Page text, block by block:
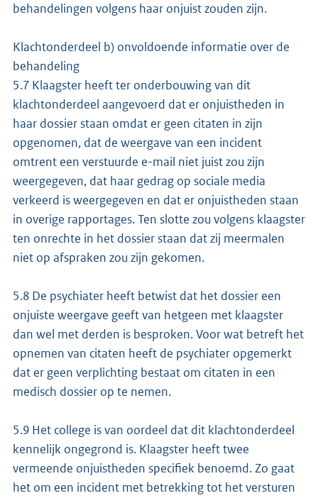
behandelingen volgens haar onjuist zouden zijn.
Klachtonderdeel b) onvoldoende informatie over de
behandeling
5.7 Klaagster heeft ter onderbouwing van dit
klachtonderdeel aangevoerd dat er onjuistheden in
haar dossier staan omdat er geen citaten in zijn
opgenomen, dat de weergave van een incident
omtrent een verstuurde e-mail niet juist zou zijn
weergegeven, dat haar gedrag op sociale media
verkeerd is weergegeven en dat er onjuistheden staan
in overige rapportages. Ten slotte zou volgens klaagster
ten onrechte in het dossier staan dat zij meermalen
niet op afspraken zou zijn gekomen.
5.8 De psychiater heeft betwist dat het dossier een
onjuiste weergave geeft van hetgeen met klaagster
dan wel met derden is besproken. Voor wat betreft het
opnemen van citaten heeft de psychiater opgemerkt
dat er geen verplichting bestaat om citaten in een
medisch dossier op te nemen.
5.9 Het college is van oordeel dat dit klachtonderdeel
kennelijk ongegrond is. Klaagster heeft twee
vermeende onjuistheden specifiek benoemd. Zo gaat
het om een incident met betrekking tot het versturen